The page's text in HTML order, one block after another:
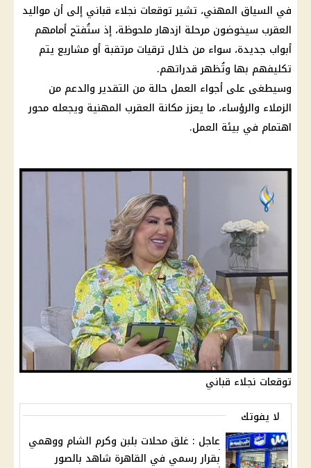
في السياق المهني، تشيرتوقعات نجلاء قباني إلى أن مواليد
العقرب سيخوضون مرحلة ازدهار ملحوظة، إذ ستُفتح أمامهم
أبواب جديدة، سواء من خلال ترقيات مرتقبة أو مشاريع يتم
تكليفهم بها وتُظهر قدراتهم.
وسيطغى على أجواء العمل حالة من التقدير والدعم من
الزملاء والرؤساء، ما يعزز مكانة العقرب المهنية ويجعله محور
اهتمام في بيئة العمل.
توقعات نجلاء قباني
لا يفوتك
عاجل : غلق محلات بلبن وكرم الشام ووهمي
بقرار رسمي في القاهرة شاهد بالصور